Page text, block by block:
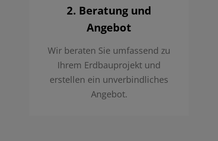
2. Beratung und
Angebot
Wir beraten Sie umfassend zu
Ihrem Erdbauprojekt und
erstellen ein unverbindliches
Angebot.